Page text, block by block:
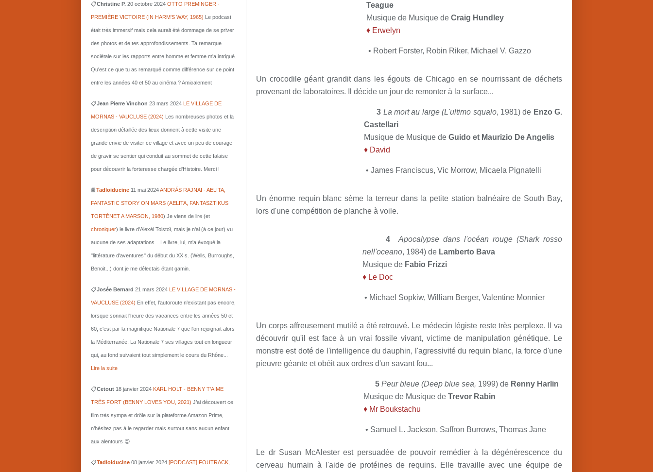
Teague
Musique de Musique de Craig Hundley
♦ Erwelyn
• Robert Forster, Robin Riker, Michael V. Gazzo
Un crocodile géant grandit dans les égouts de Chicago en se nourrissant de déchets
provenant de laboratoires. Il décide un jour de remonter à la surface...
3 La mort au large(L'ultimo squalo, 1981) de Enzo G.
Castellari
Musique de Musique de Guido et Maurizio De Angelis
♦ David
• James Franciscus, Vic Morrow, Micaela Pignatelli
Un énorme requin blanc sème la terreur dans la petite station balnéaire de South Bay,
lors d'une compétition de planche à voile.
4 Apocalypse dans l'océan rouge(Shark rosso
nell'oceano, 1984) de Lamberto Bava
Musique de Fabio Frizzi
♦ Le Doc
• Michael Sopkiw, William Berger, Valentine Monnier
Un corps affreusement mutilé a été retrouvé. Le médecin légiste reste très perplexe. Il va
découvrir qu'il est face à un vrai fossile vivant, victime de manipulation génétique. Le
monstre est doté de l'intelligence du dauphin, l'agressivité du requin blanc, la force d'une
pieuvre géante et obéit aux ordres d'un savant fou...
5 Peur bleue (Deep blue sea, 1999) de Renny Harlin
Musique de Musique de Trevor Rabin
♦ Mr Boukstachu
• Samuel L. Jackson, Saffron Burrows, Thomas Jane
Le dr Susan McAlester est persuadée de pouvoir remédier à la dégénérescence du
cerveau humain à l'aide de protéines de requins. Elle travaille avec une équipe de
📋Christine P. 20 octobre 2024 OTTO PREMINGER -
PREMIÈRE VICTOIRE (IN HARM'S WAY, 1965) Le podcast
était très immersif mais cela aurait été dommage de se priver
des photos et de tes approfondissements. Ta remarque
sociétale sur les rapports entre homme et femme m'a intrigué.
Qu'est ce que tu as remarqué comme différence sur ce point
entre les années 40 et 50 au cinéma ? Amicalement
📋Jean Pierre Vinchon 23 mars 2024 LE VILLAGE DE
MORNAS - VAUCLUSE (2024) Les nombreuses photos et la
description détaillée des lieux donnent à cette visite une
grande envie de visiter ce village et avec un peu de courage
de gravir se sentier qui conduit au sommet de cette falaise
pour découvrir la forteresse chargée d'Histoire. Merci !
📙Tadloiducine 11 mai 2024ANDRÁS RAJNAI - AELITA,
FANTASTIC STORY ON MARS (AELITA, FANTASZTIKUS
TORTÉNET A MARSON, 1980) Je viens de lire (et
chroniquer) le livre d'Alexéi Tolstoï, mais je n'ai (à ce jour) vu
aucune de ses adaptations... Le livre, lui, m'a évoqué la
"littérature d'aventures" du début du XX s. (Wells, Burroughs,
Benoit...) dont je me délectais étant gamin.
📋Josée Bernard 21 mars 2024 LE VILLAGE DE MORNAS -
VAUCLUSE (2024) En effet, l'autoroute n'existant pas encore,
lorsque sonnait l'heure des vacances entre les années 50 et
60, c'est par la magnifique Nationale 7 que l'on rejoignait alors
la Méditerranée. La Nationale 7 ses villages tout en longueur
qui, au fond suivaient tout simplement le cours du Rhône...
Lire la suite
📋Cetout 18 janvier 2024 KARL HOLT - BENNY T'AIME
TRÈS FORT (BENNY LOVES YOU, 2021) J’ai découvert ce
film très sympa et drôle sur la plateforme Amazon Prime,
n’hésitez pas à le regarder mais surtout sans aucun enfant
aux alentours 😉
📋Tadloiducine 08 janvier 2024 [PODCAST] FOUTRACK,